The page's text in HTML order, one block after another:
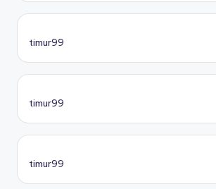
timur99
timur99
timur99